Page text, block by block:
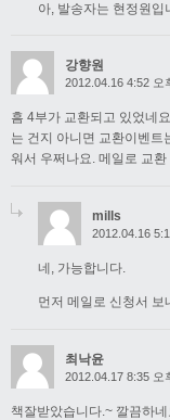
아, 발송자는 현정원입
강향원
2012.04.16 4:52 오
흠 4부가 교환되고 있었네
는 건지 아니면 교환이벤트
워서 우쩌나요. 메일로 교
mills
2012.04.16
네, 가능합니다.
먼저 메일로 신청서
최낙윤
2012.04.17 8:35 오
책잘받았습니다.~ 깔끔하